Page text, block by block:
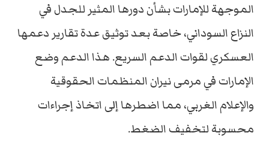
الموجهةللإماراتبشأندورها المثير للجدلفي
النزاعالسوداني،خاصةبعدتوثيقعدةتقارير دعمها
العسكريلقواتالدعمالسريع. هذاالدعموضع
الإماراتفيمرمىنيرانالمنظماتالحقوقية
والإعلامالغربي،مما اضطرهاإلىاتخاذإجراءات
محسوبةلتخفيفالضغط.